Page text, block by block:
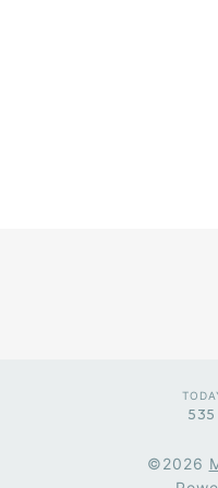
535
©2026